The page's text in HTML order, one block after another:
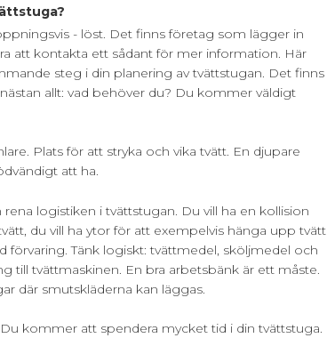
- löst. Det finns företag som lägger in
att kontakta ett sådant för mer information. Här
steg i din planering av tvättstugan. Det finns
allt: vad behöver du? Du kommer väldigt
Plats för att stryka och vika tvätt. En djupare
att ha.
logistiken i tvättstugan. Du vill ha en kollision
du vill ha ytor för att exempelvis hänga upp tvätt
förvaring. Tänk logiskt: tvättmedel, sköljmedel och
till tvättmaskinen. En bra arbetsbänk är ett måste.
där smutskläderna kan läggas.
kommer att spendera mycket tid i din tvättstuga.